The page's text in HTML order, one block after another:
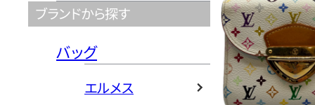
ブランドから探す
バッグ
エルメス